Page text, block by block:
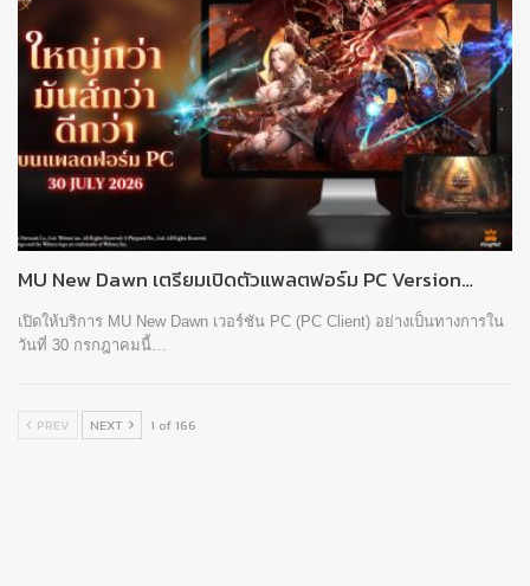
MU New Dawn เตรียมเปิดตัวแพลตฟอร์ม PC Version…
เปิดให้บริการ MU New Dawn เวอร์ชัน PC (PC Client) อย่างเป็นทางการใน
วันที่ 30 กรกฎาคมนี้…
PREV NEXT 1 of 166